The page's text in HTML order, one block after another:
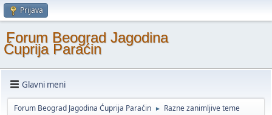
Prijava
Forum Beograd Jagodina
Ćuprija Paraćin
Glavni meni
Forum Beograd Jagodina Ćuprija Paraćin ► Razne zanimljive teme